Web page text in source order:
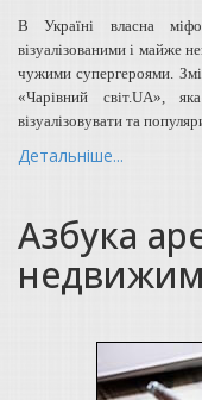
В Україні власна
візуалізованими і майже
чужими супергероями.
«Чарівний світ.UA»,
візуалізовувати та
Детальніше...
Азбука